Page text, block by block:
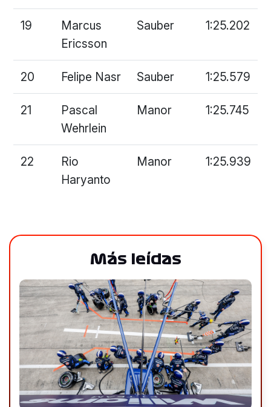
19
Marcus
Ericsson
Sauber 1:25.202
20 Felipe Nasr Sauber 1:25.579
21
Pascal
Wehrlein
Manor 1:25.745
22
Rio
Haryanto
Manor 1:25.939
Más leídas